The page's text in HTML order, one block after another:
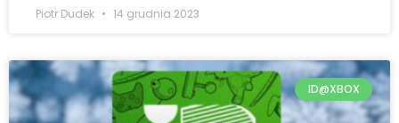
Piotr Dudek 14 grudnia 2023
ID@XBOX